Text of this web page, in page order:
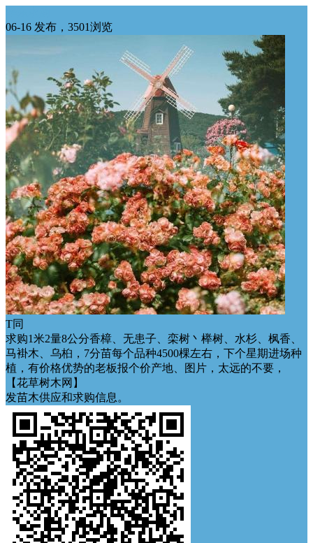
06-16 发布，3501浏览
T同
求购1米2量8公分香樟、无患子、栾树丶榉树、水杉、枫香、
马褂木、乌桕，7分苗每个品种4500棵左右，下个星期进场种
植，有价格优势的老板报个价产地、图片，太远的不要，
【花草树木网】
发苗木供应和求购信息。